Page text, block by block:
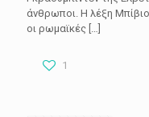
άνθρωποι. Η λέξη
οι ρωμαϊκές
1